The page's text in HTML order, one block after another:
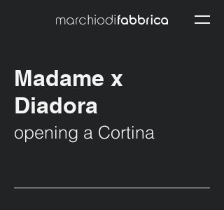
Madame x
Diadora
opening a Cortina